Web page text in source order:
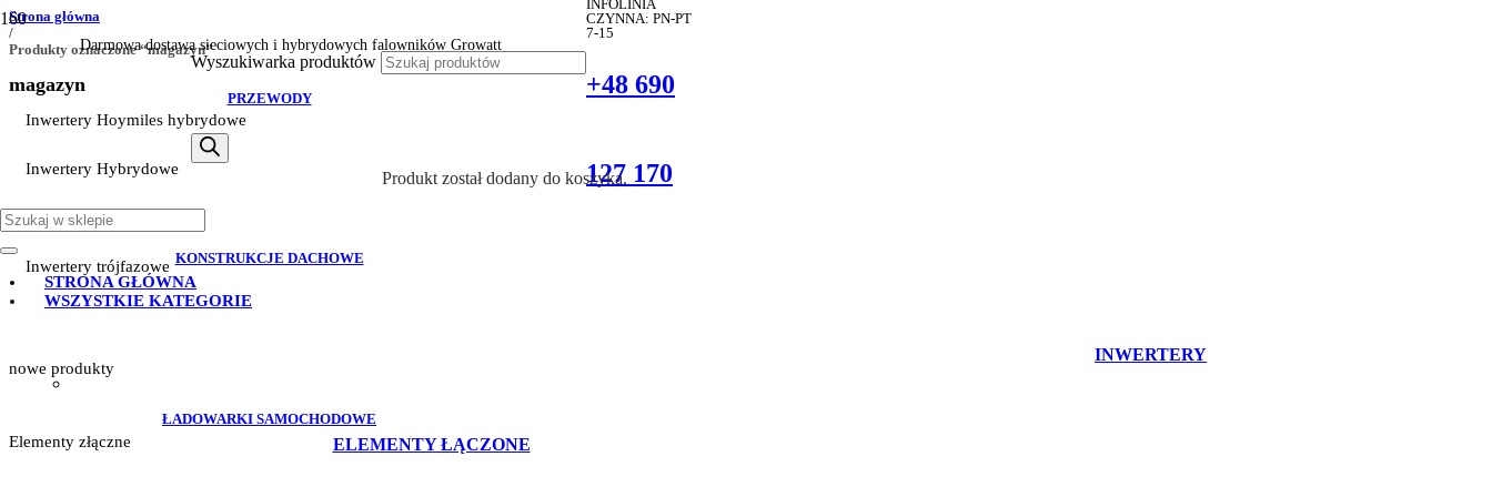
Darmowa dostawa sieciowych i hybrydowych falowników Growatt
Wyszukiwarka produktów
INFOLINIA
CZYNNA: PN-PT
7-15
+48 690
127 170
PRZEWODY
KONSTRUKCJE DACHOWE
ŁADOWARKI SAMOCHODOWE
Produkt został dodany do koszyka.
STRONA GŁÓWNA
WSZYSTKIE KATEGORIE
INWERTERY
ELEMENTY ŁĄCZONE
Strona główna
/
Produkty oznaczone “magazyn”
magazyn
Inwertery Hoymiles hybrydowe
Inwertery Hybrydowe
Inwertery Sofar
Inwertery trójfazowe
nowe produkty
Elementy złączne